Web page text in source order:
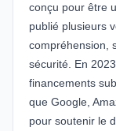
conçu pour être
publié plusieurs
compréhension,
sécurité. En
financements
que Google,
pour soutenir le